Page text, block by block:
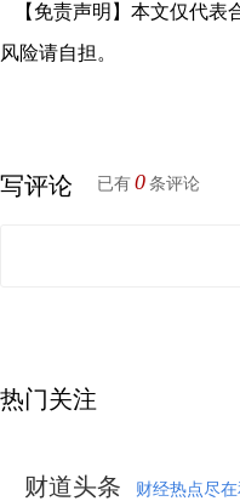
【免责声明】本文仅代表
风险请自担。
写评论 已有 0 条评论
热门关注
财道头条 财经热点尽